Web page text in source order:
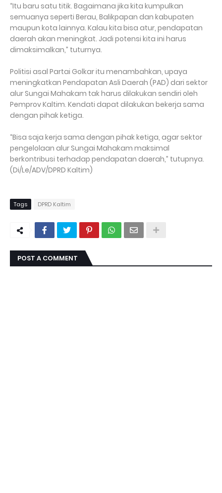
“Itu baru satu titik. Bagaimana jika kita kumpulkan
semuanya seperti Berau, Balikpapan dan kabupaten
maupun kota lainnya. Kalau kita bisa atur, pendapatan
daerah akan meningkat. Jadi potensi kita ini harus
dimaksimalkan,” tuturnya.
Politisi asal Partai Golkar itu menambahkan, upaya
meningkatkan Pendapatan Asli Daerah (PAD) dari sektor
alur Sungai Mahakam tak harus dilakukan sendiri oleh
Pemprov Kaltim. Kendati dapat dilakukan bekerja sama
dengan pihak ketiga.
“Bisa saja kerja sama dengan pihak ketiga, agar sektor
pengelolaan alur Sungai Mahakam maksimal
berkontribusi terhadap pendapatan daerah,” tutupnya.
(Di/Le/ADV/DPRD Kaltim)
Tags DPRD Kaltim
POST A COMMENT